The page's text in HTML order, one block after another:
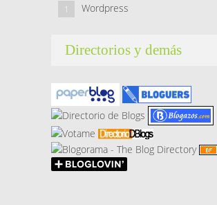
Wordpress
1
Directorios y demás